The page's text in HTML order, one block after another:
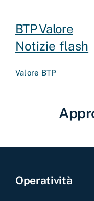
BTP Valore
Notizie flash
Valore BTP
Operatività